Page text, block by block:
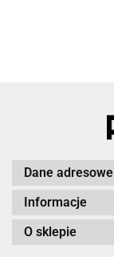
Dane adresowe
Informacje
O sklepie